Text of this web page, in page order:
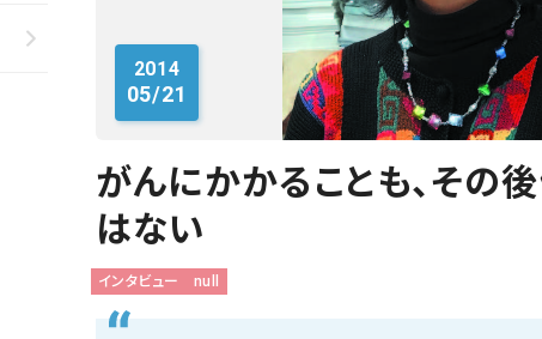
2014
05/21
がんにかかることも、その
はない
インタビュー null